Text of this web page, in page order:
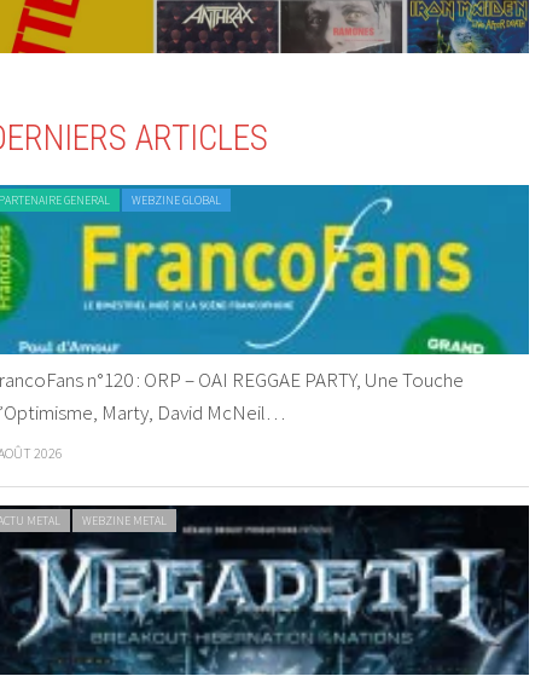
ARTICLES
GENERAL WEBZINE GLOBAL
n°120 : ORP – OAI REGGAE PARTY, Une Touche
Marty, David McNeil…
2026
METAL WEBZINE METAL